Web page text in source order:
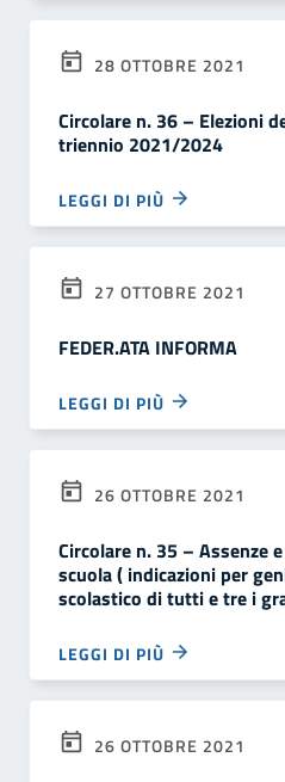
28 OTTOBRE 2021
Circolare n. 36 – Elezioni
triennio 2021/2024
LEGGI DI PIÙ
27 OTTOBRE 2021
FEDER.ATA INFORMA
LEGGI DI PIÙ
26 OTTOBRE 2021
Circolare n. 35 – Assenze
scuola ( indicazioni per
scolastico di tutti e tre i
LEGGI DI PIÙ
26 OTTOBRE 2021